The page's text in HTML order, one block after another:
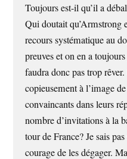
Toujours est-il qu’il a
Qui doutait qu’Armstrong
recours systématique au
preuves et on en a
faudra donc pas trop
copieusement à l’image
convaincants dans leurs
nombre d’invitations à la
tour de France? Je sais
courage de les dégager.